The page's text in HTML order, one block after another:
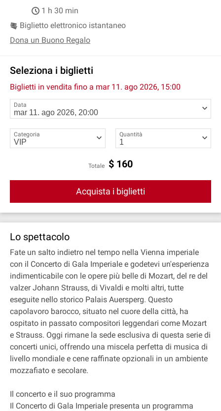
1 h 30 min
Biglietto elettronico istantaneo
Dona un Buono Regalo
Seleziona i biglietti
Biglietti in vendita fino a mar 11. ago 2026, 15:00
Data
Categoria Quantità
Totale $ 160
Acquista i biglietti
Lo spettacolo
Fate un salto indietro nel tempo nella Vienna imperiale
con il Concerto di Gala Imperiale e godetevi un'esperienza
indimenticabile con le opere più belle di Mozart, del re del
valzer Johann Strauss, di Vivaldi e molti altri, tutte
eseguite nello storico Palais Auersperg. Questo
capolavoro barocco, situato nel cuore della città, ha
ospitato in passato compositori leggendari come Mozart
e Strauss. Oggi rimane la sede esclusiva di questa serie di
concerti unici, offrendo una miscela perfetta di musica di
livello mondiale e cene raffinate opzionali in un ambiente
mozzafiato e secolare.
Il concerto e il suo programma
Il Concerto di Gala Imperiale presenta un programma